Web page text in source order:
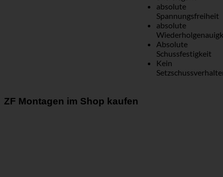
absolute
Spannungsfreiheit
absolute
Absolute
Schussfestigkeit
Kein
ZF Montagen im Shop kaufen